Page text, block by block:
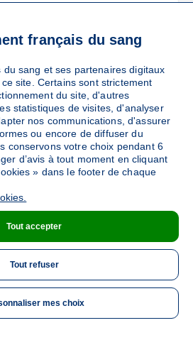
ME
DE LA COLLECTE
Saint-Haouen - 56100)
Sang
de 12h à 16h
DE LA COLLECTE
français du sang
du sang et ses partenaires digitaux
site. Certains sont strictement
du site, d'autres
statistiques de visites, d'analyser
nos communications, d'assurer
ou encore de diffuser du
conservons votre choix pendant 6
d’avis à tout moment en cliquant
» dans le footer de chaque
Tout accepter
Tout refuser
mes choix